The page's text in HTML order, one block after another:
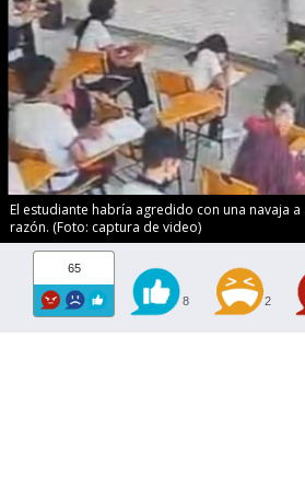
El estudiante habría agredido con una navaja
razón. (Foto: captura de video)
65
8 2